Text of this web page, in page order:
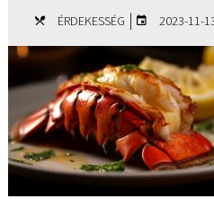
ÉRDEKESSÉG | 2023-11-